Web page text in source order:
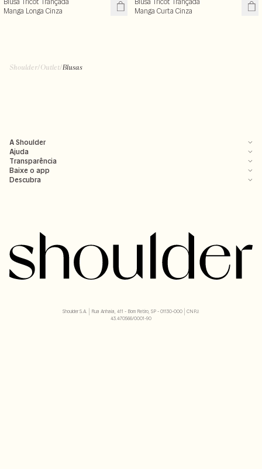
Manga Longa Cinza
Manga Curta Cinza
Shoulder/Outlet/Blusas
A Shoulder
Ajuda
Transparência
Baixe o app
Descubra
Shoulder S.A. | Rua Anhaia, 411 - Bom Retiro, SP - 01130-000 | CNPJ:
43.470566/0001-90